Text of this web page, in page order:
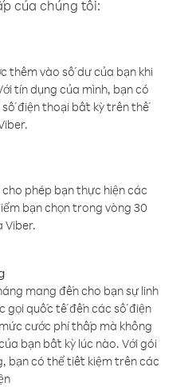
của chúng tôi:
thêm vào số dư của bạn khi
tín dụng của mình, bạn có
điện thoại bất kỳ trên thế
phép bạn thực hiện các
bạn chọn trong vòng 30
Viber.
mang đến cho bạn sự linh
gọi quốc tế đến các số điện
cước phí thấp mà không
bạn bất kỳ lúc nào. Với gói
bạn có thể tiết kiệm trên các